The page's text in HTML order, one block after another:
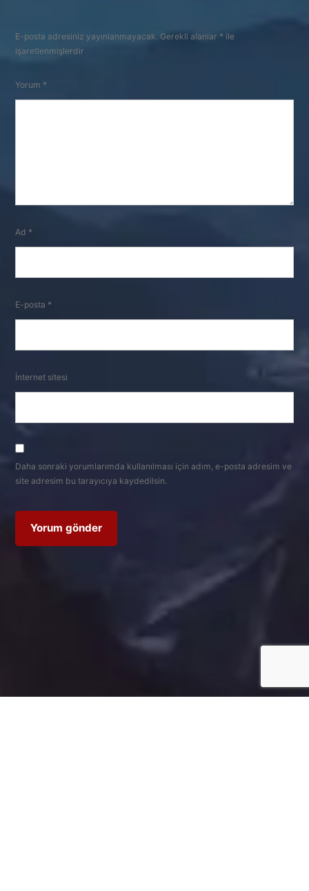
E-posta adresiniz yayınlanmayacak. Gerekli alanlar * ile
işaretlenmişlerdir
Yorum *
Ad *
E-posta *
İnternet sitesi
Daha sonraki yorumlarımda kullanılması için adım, e-posta adresim ve
site adresim bu tarayıcıya kaydedilsin.